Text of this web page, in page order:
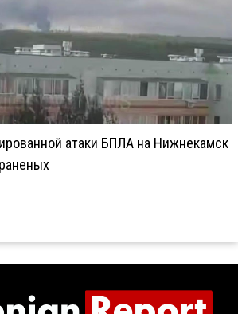
атаки БПЛА на Нижнекамск